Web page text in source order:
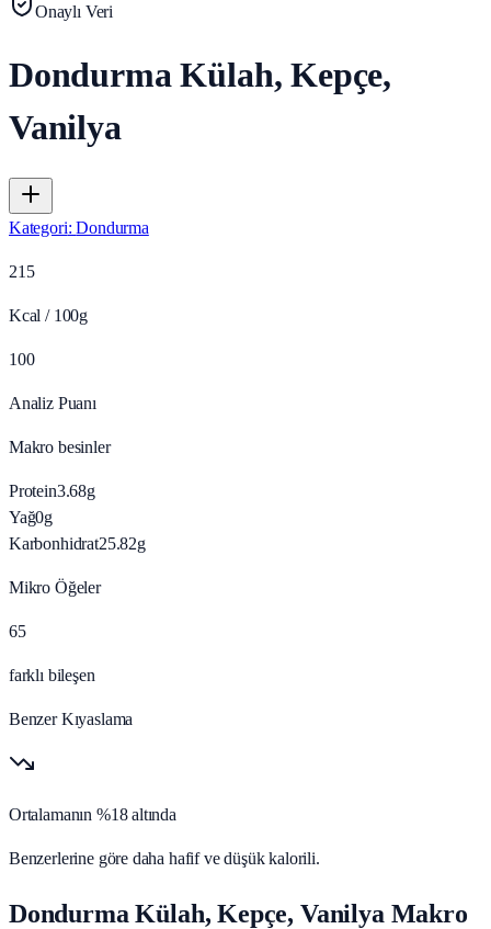
Onaylı Veri
Dondurma Külah, Kepçe,
Vanilya
Kategori:Dondurma
215
Kcal / 100g
100
Analiz Puanı
Makro besinler
Protein3.68g
Yağ0g
Karbonhidrat25.82g
Mikro Öğeler
65
farklı bileşen
Benzer Kıyaslama
Ortalamanın %18 altında
Benzerlerine göre daha hafif ve düşük kalorili.
Dondurma Külah, Kepçe, Vanilya Makro